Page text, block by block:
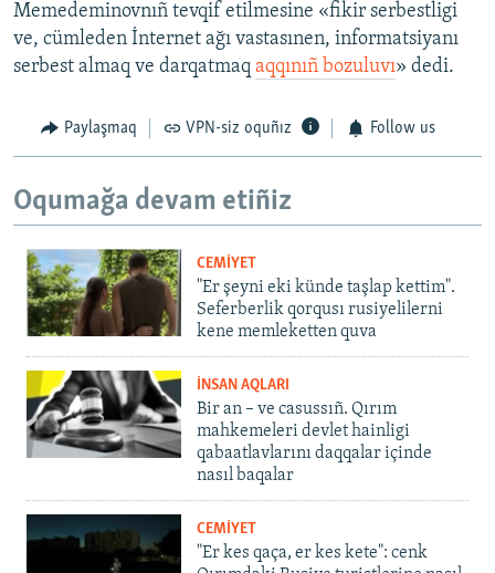
Memedeminovnıñ tevqif etilmesine «fikir serbestligi
ve, cümleden İnternet ağı vastasınen, informatsiyanı
serbest almaq ve darqatmaq aqqınıñ bozuluvı» dedi.
Paylaşmaq VPN-siz oquñız Follow us
Oqumağa devam etiñiz
CEMİYET
"Er şeyni eki künde taşlap kettim".
Seferberlik qorqusı rusiyelilerni
kene memleketten quva
İNSAN AQLARI
Bir an – ve casussıñ. Qırım
mahkemeleri devlet hainligi
qabaatlavlarını daqqalar içinde
nasıl baqalar
CEMİYET
"Er kes qaça, er kes kete": cenk